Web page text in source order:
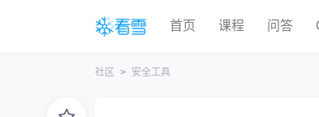
首页 课程 问答
社区 安全工具